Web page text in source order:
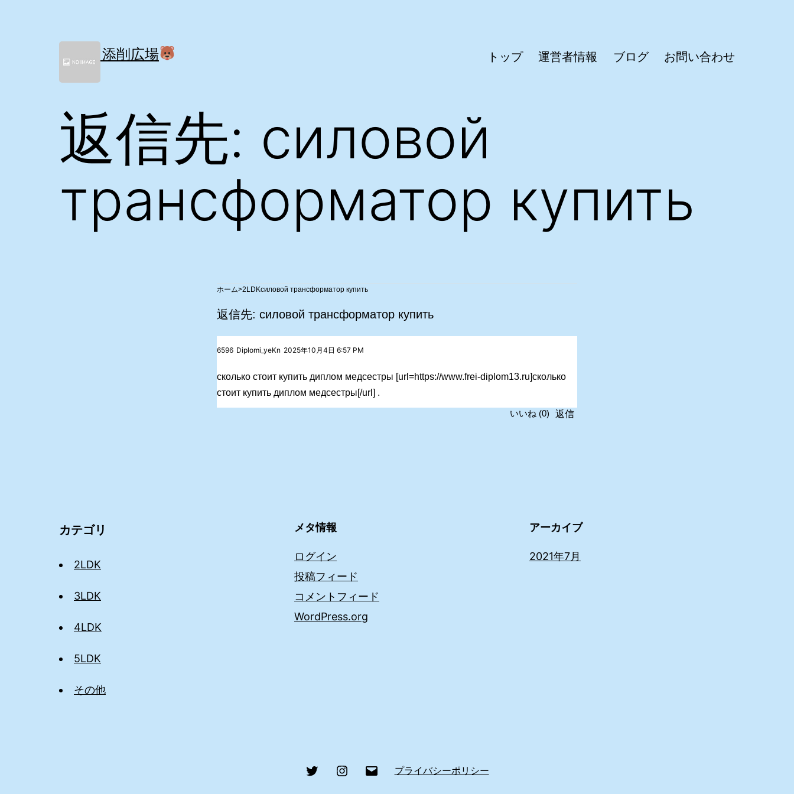
間取り添削広場 トップ 運営者情報 ブログ お問い合わせ
返信先: силовой
трансформатор купить
>2LDKсиловой трансформатор купить
返信先: силовой трансформатор купить
6596 Diplomi_yeKn 2025年10月4日 6:57 PM
сколько стоит купить диплом медсестры [url=https://www.frei-diplom13.ru]сколько
стоит купить диплом медсестры[/url] .
返信
いいね (0)
カテゴリ
2LDK
3LDK
4LDK
5LDK
その他
メタ情報
ログイン
投稿フィード
コメントフィード
WordPress.org
アーカイブ
2021年7月
Twitter Instagram プライバシーポリシー